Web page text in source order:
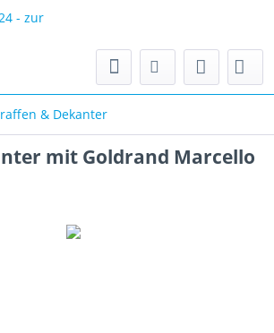
& Dekanter
mit Goldrand Marcello